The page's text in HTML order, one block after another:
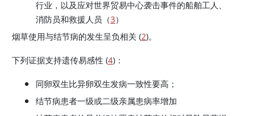
行业，以及应对世界贸易中心袭击事件的船舶工人、
消防员和救援人员（3）
烟草使用与结节病的发生呈负相关 (2)。
下列证据支持遗传易感性 (4)：
同卵双生比异卵双生发病一致性要高；
结节病患者一级或二级亲属患病率增加